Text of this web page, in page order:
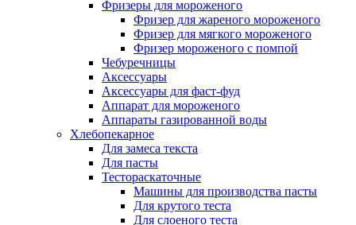
Фризеры для мороженого
Фризер для жареного мороженого
Фризер для мягкого мороженого
Фризер мороженого с помпой
Чебуречницы
Аксессуары
Аксессуары для фаст-фуд
Аппарат для мороженого
Аппараты газированной воды
Хлебопекарное
Для замеса текста
Для пасты
Тестораскаточные
Машины для производства пасты
Для крутого теста
Для слоеного теста